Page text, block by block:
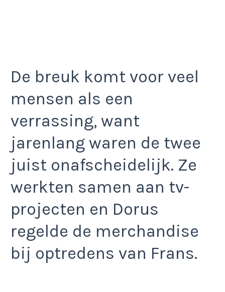
De breuk komt voor veel
mensen als een
verrassing, want
jarenlang waren de twee
juist onafscheidelijk. Ze
werkten samen aan tv-
projecten en Dorus
regelde de merchandise
bij optredens van Frans.